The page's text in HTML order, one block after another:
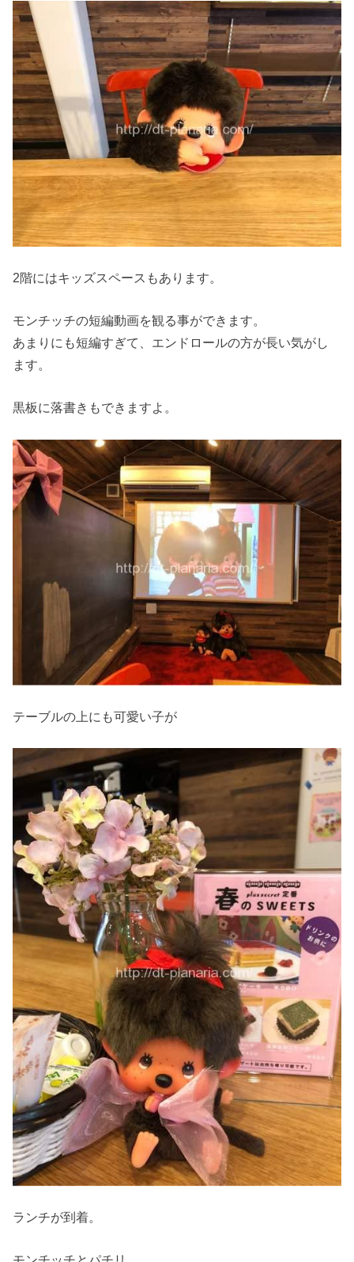
2階にはキッズスペースもあります。
モンチッチの短編動画を観る事ができます。
あまりにも短編すぎて、エンドロールの方が長い気がし
ます。
黒板に落書きもできますよ。
テーブルの上にも可愛い子が
ランチが到着。